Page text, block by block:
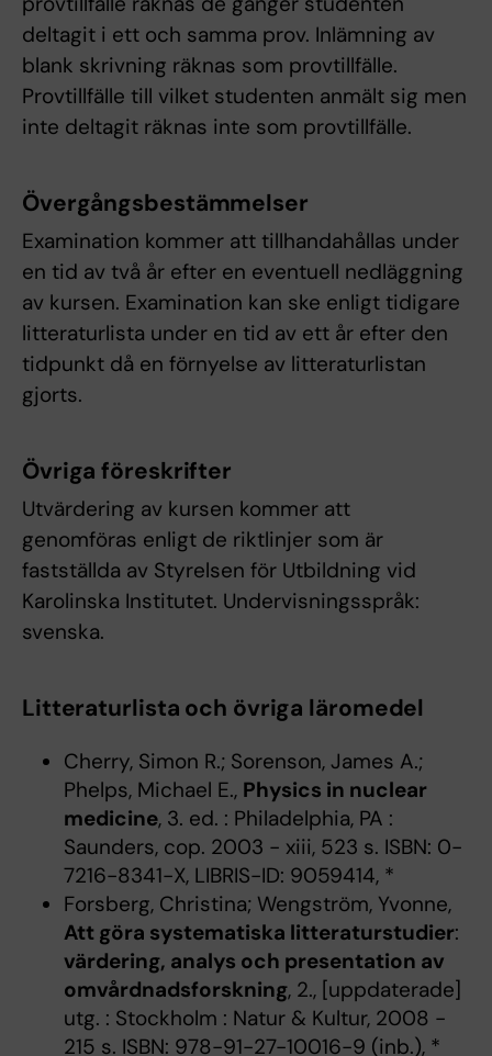
deltagit i ett och samma prov. Inlämning av
blank skrivning räknas som provtillfälle.
Provtillfälle till vilket studenten anmält sig men
inte deltagit räknas inte som provtillfälle.
Övergångsbestämmelser
Examination kommer att tillhandahållas under
en tid av två år efter en eventuell nedläggning
av kursen. Examination kan ske enligt tidigare
litteraturlista under en tid av ett år efter den
tidpunkt då en förnyelse av litteraturlistan
gjorts.
Övriga föreskrifter
Utvärdering av kursen kommer att
genomföras enligt de riktlinjer som är
fastställda av Styrelsen för Utbildning vid
Karolinska Institutet. Undervisningsspråk:
svenska.
Litteraturlista och övriga läromedel
Cherry, Simon R.; Sorenson, James A.;
Phelps, Michael E., Physics in nuclear
medicine, 3. ed. : Philadelphia, PA :
Saunders, cop. 2003 - xiii, 523 s. ISBN: 0-
7216-8341-X, LIBRIS-ID: 9059414, *
Forsberg, Christina; Wengström, Yvonne,
Att göra systematiska litteraturstudier:
värdering, analys och presentation av
omvårdnadsforskning, 2., [uppdaterade]
utg. : Stockholm : Natur & Kultur, 2008 -
215 s. ISBN: 978-91-27-10016-9 (inb.), *